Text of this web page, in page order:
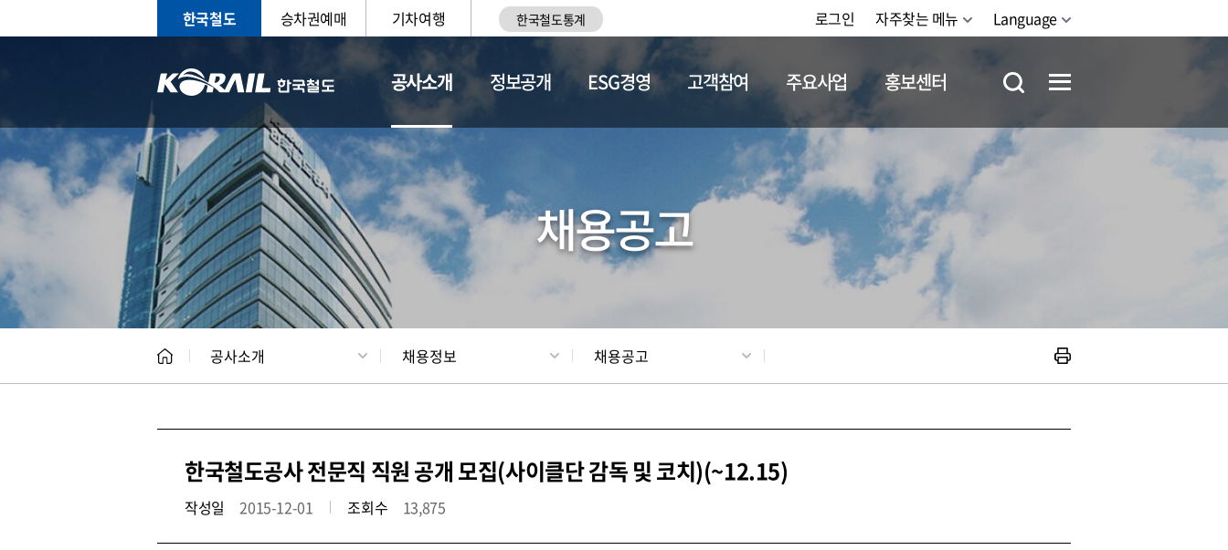
한국철도 승차권예매 기차여행 한국철도통계 로그인 자주찾는 메뉴 Language
공사소개
CEO 일반현황 채용정보
정보공개 ESG경영 고객참여 주요사업 홍보센터
채용공고
공사소개 채용정보 채용공고
한국철도공사 전문직 직원 공개 모집(사이클단 감독 및 코치)(~12.15)
작성일 2015-12-01 조회수 13,875